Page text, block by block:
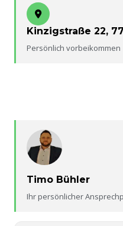
Kinzigstraße 22,
Persönlich vorbeikommen
Timo Bühler
Ihr persönlicher